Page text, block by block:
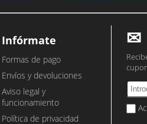
Infórmate
Formas de pago
Envíos y devoluciones
Aviso legal y
funcionamiento
Política de privacidad